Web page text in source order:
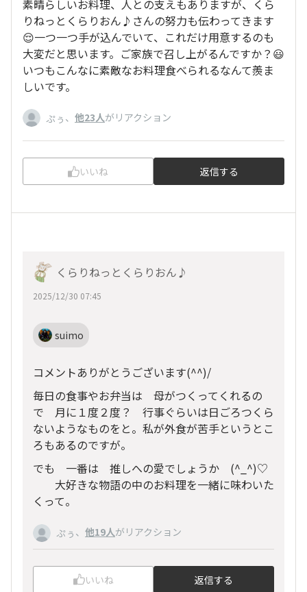
素晴らしいお料理、人との支えもありますが、くら
りねっとくらりおん♪さんの努力も伝わってきます
😌一つ一つ手が込んでいて、これだけ用意するのも
大変だと思います。ご家族で召し上がるんですか？😃
いつもこんなに素敵なお料理食べられるなんて羨ま
しいです。
ぷぅ 、 他23人がリアクション
いいね 返信する
くらりねっとくらりおん♪
2025/12/30 07:45
suimo
コメントありがとうございます(^^)/
毎日の食事やお弁当は 母がつくってくれるの
で 月に１度２度？ 行事ぐらいは日ごろつくら
ないようなものをと。私が外食が苦手というとこ
ろもあるのですが。
でも 一番は 推しへの愛でしょうか (^_^)♡
大好きな物語の中のお料理を一緒に味わいた
くって。
ぷぅ 、 他19人がリアクション
いいね 返信する